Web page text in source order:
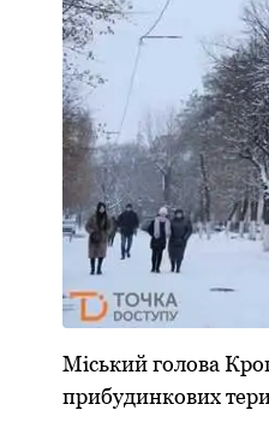
Міський голова
прибудинкових